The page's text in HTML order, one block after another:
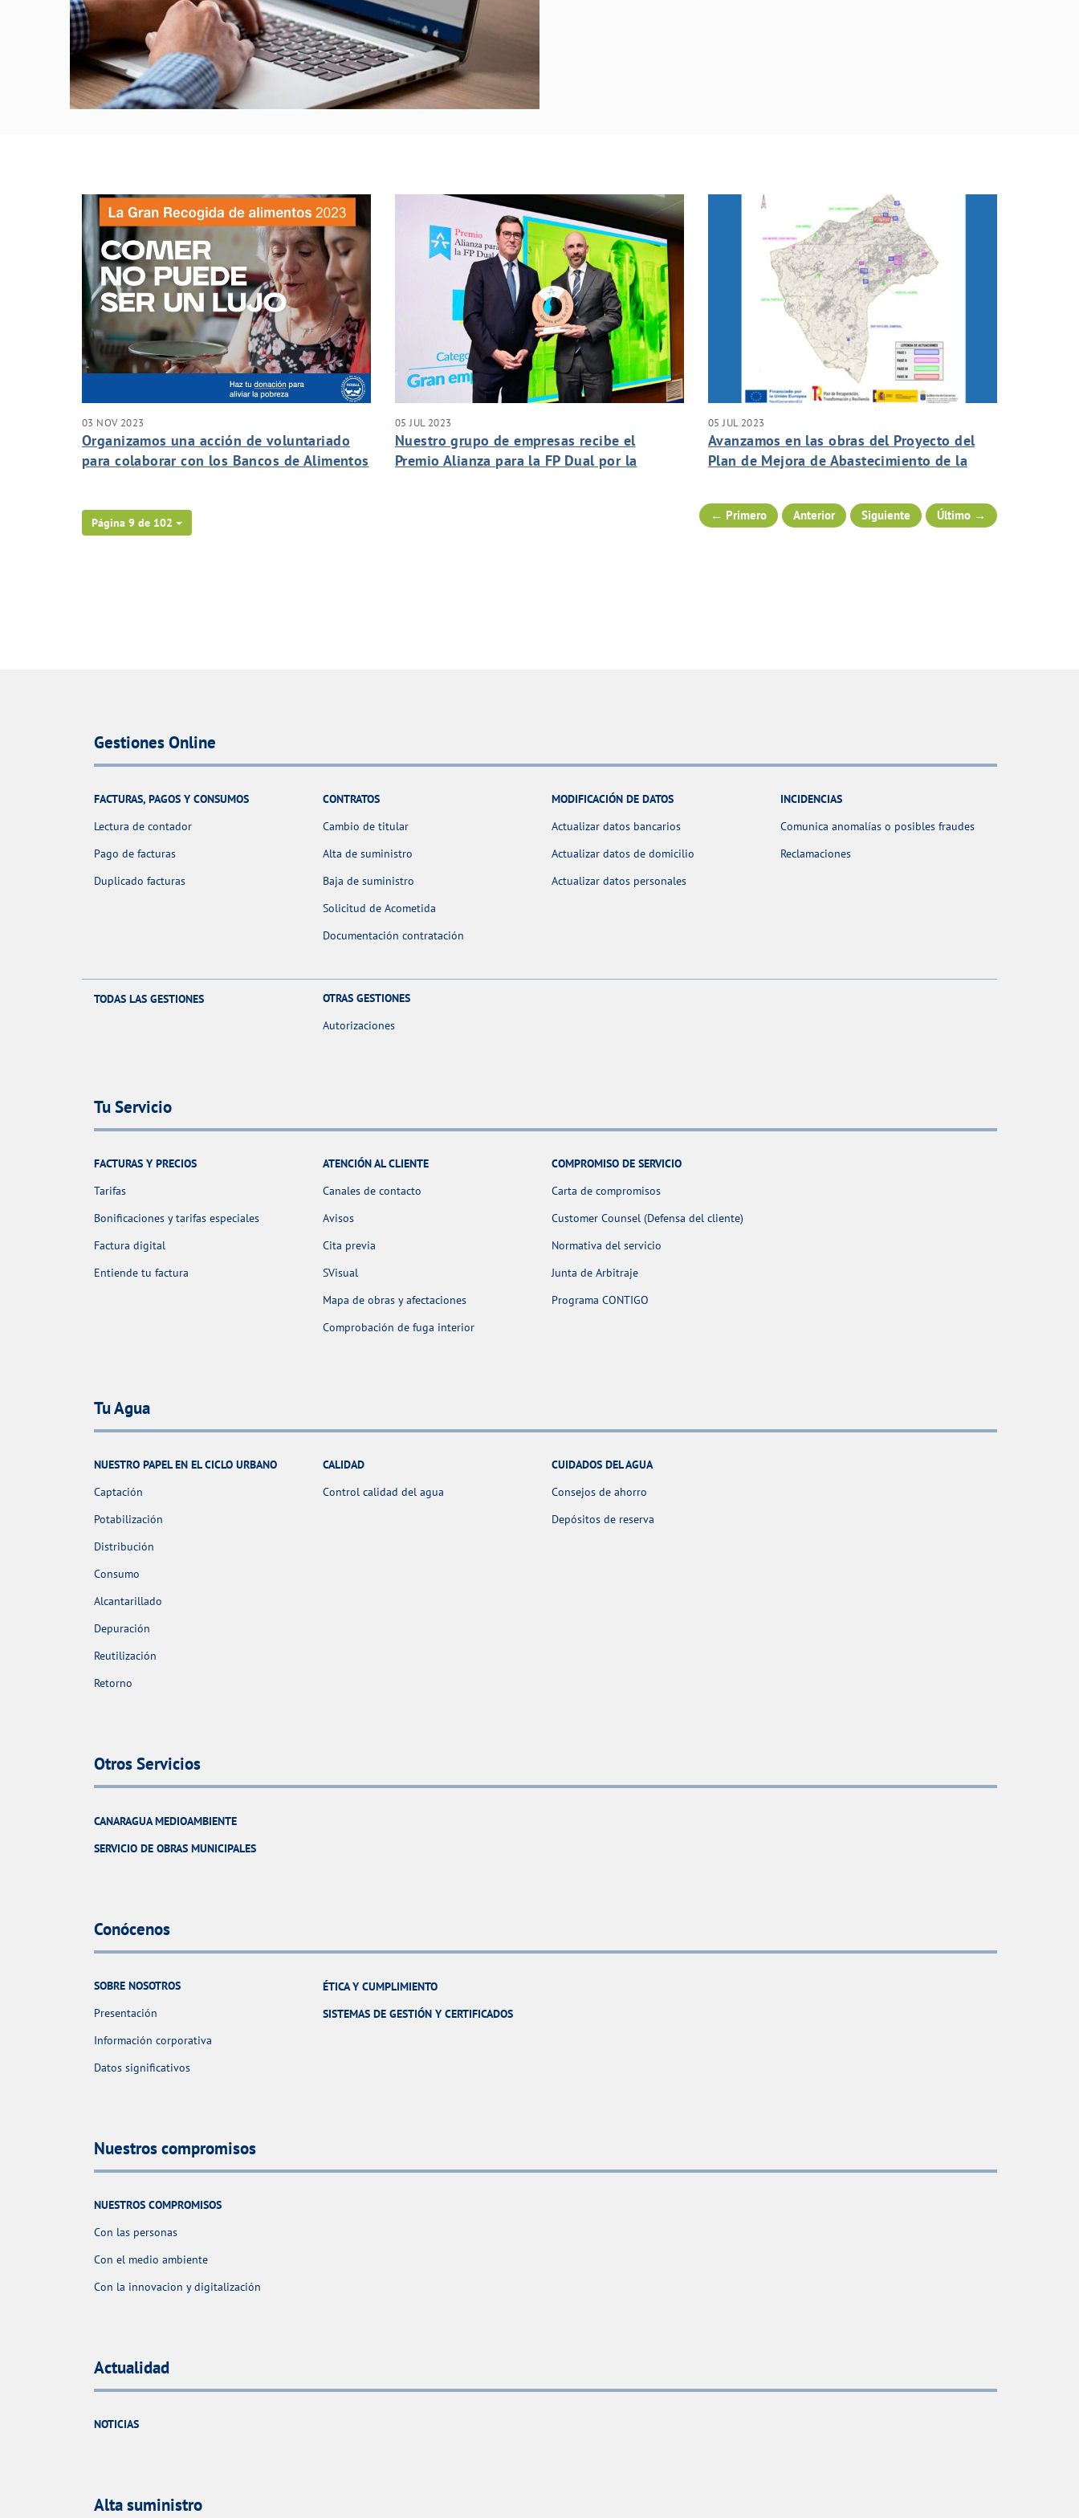
03 NOV 2023
Organizamos una acción de voluntariado
para colaborar con los Bancos de Alimentos
05 JUL 2023
Nuestro grupo de empresas recibe el
Premio Alianza para la FP Dual por la
05 JUL 2023
Avanzamos en las obras del Proyecto del
Plan de Mejora de Abastecimiento de la
Página 9 de 102
← Primero Anterior Siguiente Último →
Gestiones Online
FACTURAS, PAGOS Y CONSUMOS
Lectura de contador
Pago de facturas
Duplicado facturas
CONTRATOS
Cambio de titular
Alta de suministro
Baja de suministro
Solicitud de Acometida
Documentación contratación
MODIFICACIÓN DE DATOS
Actualizar datos bancarios
Actualizar datos de domicilio
Actualizar datos personales
INCIDENCIAS
Comunica anomalías o posibles fraudes
Reclamaciones
TODAS LAS GESTIONES
OTRAS GESTIONES
Autorizaciones
Tu Servicio
FACTURAS Y PRECIOS
Tarifas
Bonificaciones y tarifas especiales
Factura digital
Entiende tu factura
ATENCIÓN AL CLIENTE
Canales de contacto
Avisos
Cita previa
SVisual
Mapa de obras y afectaciones
Comprobación de fuga interior
COMPROMISO DE SERVICIO
Carta de compromisos
Customer Counsel (Defensa del cliente)
Normativa del servicio
Junta de Arbitraje
Programa CONTIGO
Tu Agua
NUESTRO PAPEL EN EL CICLO URBANO
Captación
Potabilización
Distribución
Consumo
Alcantarillado
Depuración
Reutilización
Retorno
CALIDAD
Control calidad del agua
CUIDADOS DEL AGUA
Consejos de ahorro
Depósitos de reserva
Otros Servicios
CANARAGUA MEDIOAMBIENTE
SERVICIO DE OBRAS MUNICIPALES
Conócenos
SOBRE NOSOTROS
Presentación
Información corporativa
Datos significativos
ÉTICA Y CUMPLIMIENTO
SISTEMAS DE GESTIÓN Y CERTIFICADOS
Nuestros compromisos
NUESTROS COMPROMISOS
Con las personas
Con el medio ambiente
Con la innovacion y digitalización
Actualidad
NOTICIAS
Alta suministro